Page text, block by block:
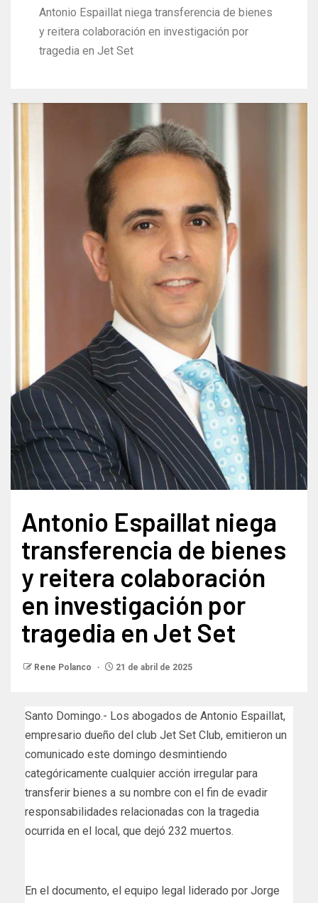
Antonio Espaillat niega transferencia de bienes
y reitera colaboración en investigación por
tragedia en Jet Set
Antonio Espaillat niega
transferencia de bienes
y reitera colaboración
en investigación por
tragedia en Jet Set
Rene Polanco 21 de abril de 2025
Santo Domingo.- Los abogados de Antonio Espaillat,
empresario dueño del club Jet Set Club, emitieron un
comunicado este domingo desmintiendo
categóricamente cualquier acción irregular para
transferir bienes a su nombre con el fin de evadir
responsabilidades relacionadas con la tragedia
ocurrida en el local, que dejó 232 muertos.
En el documento, el equipo legal liderado por Jorge